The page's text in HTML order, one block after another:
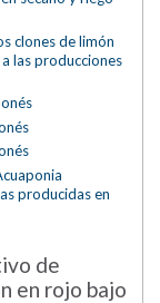
clones de limón
las producciones
producidas en
de
en rojo bajo